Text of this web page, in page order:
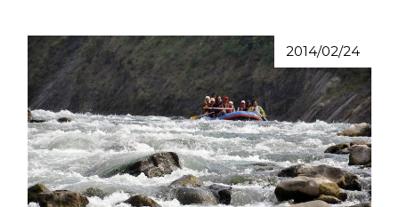
2014/02/24